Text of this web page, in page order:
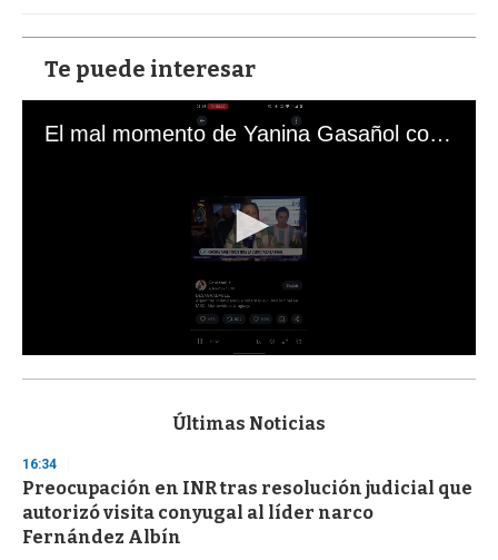
Te puede interesar
El mal momento de Yanina Gasañol con un hincha argentino en "Subrayado"
s
d
s
o
f
3
Últimas Noticias
16:34
Preocupación en INR tras resolución judicial que
autorizó visita conyugal al líder narco
Fernández Albín